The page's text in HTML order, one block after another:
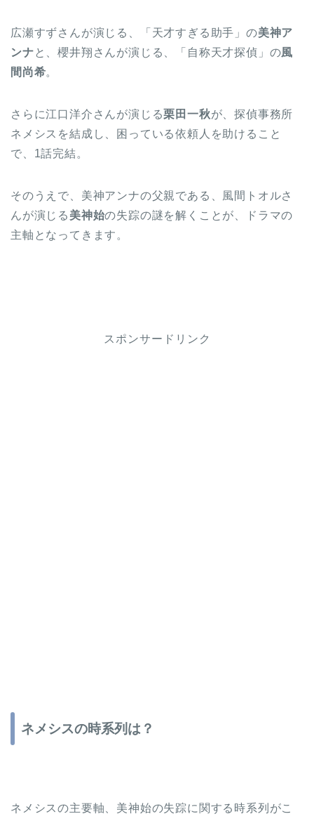
広瀬すずさんが演じる、「天才すぎる助手」の美神ア
ンナ と、櫻井翔さんが演じる、「自称天才探偵」の風
間尚希。
さらに江口洋介さんが演じる栗田一秋が、探偵事務所
ネメシスを結成し、困っている依頼人を助けること
で、1話完結。
そのうえで、美神アンナの父親である、風間トオルさ
んが演じる 美神始の失踪の謎を解くことが、ドラマの
主軸となってきます。
スポンサードリンク
ネメシスの時系列は？
ネメシスの主要軸、美神始の失踪に関する時系列がこ